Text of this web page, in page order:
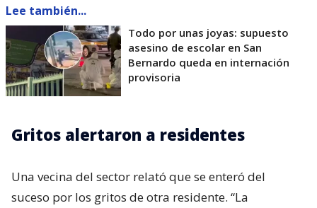
Lee también...
Todo por unas joyas: supuesto
asesino de escolar en San
Bernardo queda en internación
provisoria
Gritos alertaron a residentes
Una vecina del sector relató que se enteró del
suceso por los gritos de otra residente. “La